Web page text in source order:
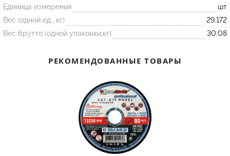
Подставка
Лодочка
Контакт
Огнеупорная SiC смесь
Единица измерения
шт
Вес (одной ед., кг)
29.172
Вес брутто (одной упаковки,кг)
30.08
РЕКОМЕНДОВАННЫЕ ТОВАРЫ